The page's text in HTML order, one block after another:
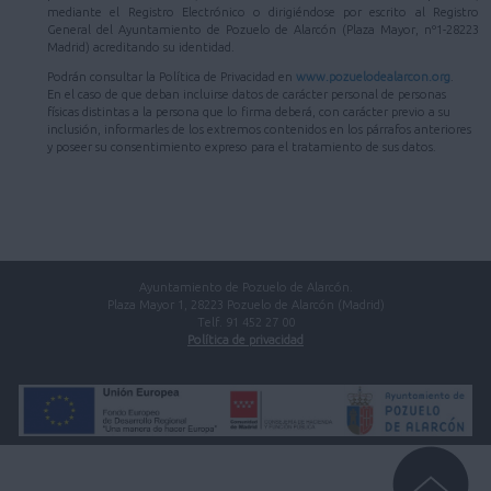
mediante el Registro Electrónico o dirigiéndose por escrito al Registro
General del Ayuntamiento de Pozuelo de Alarcón (Plaza Mayor, nº1-28223
Madrid) acreditando su identidad.
Podrán consultar la Política de Privacidad en www.pozuelodealarcon.org
En el caso de que deban incluirse datos de carácter personal de personas
físicas distintas a la persona que lo firma deberá, con carácter previo a su
inclusión, informarles de los extremos contenidos en los párrafos anteriores
y poseer su consentimiento expreso para el tratamiento de sus datos.
Ayuntamiento de Pozuelo de Alarcón.
Plaza Mayor 1, 28223 Pozuelo de Alarcón (Madrid)
Telf. 91 452 27 00
Política de privacidad